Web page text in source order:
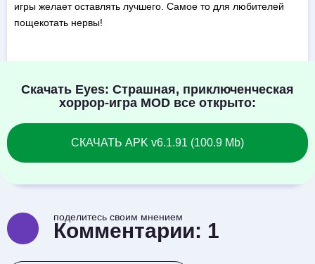
игры желает оставлять лучшего. Самое то для любителей
пощекотать нервы!
Скачать Eyes: Страшная, приключенческая
хоррор-игра MOD все открыто:
СКАЧАТЬ APK v6.1.91 (100.9 Mb)
поделитесь своим мнением
Комментарии: 1